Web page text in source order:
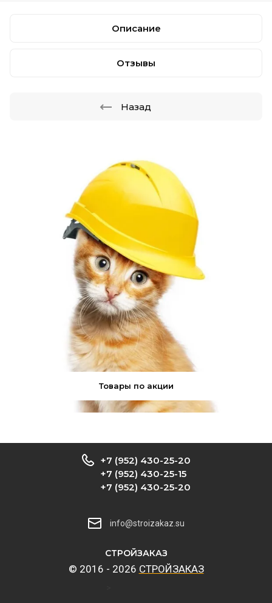
Товары по акции
Описание
Отзывы
Назад
CТРОЙЗАКАЗ
© 2016 - 2026 CТРОЙЗАКАЗ
+7 (952) 430-25-20
+7 (952) 430-25-15
+7 (952) 430-25-20
info@stroizakaz.su